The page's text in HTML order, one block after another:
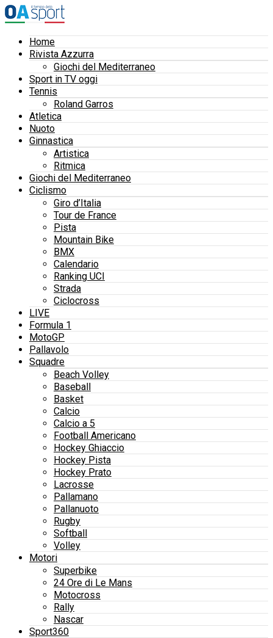
Home
Rivista Azzurra
Giochi del Mediterraneo
Sport in TV oggi
Tennis
Roland Garros
Atletica
Nuoto
Ginnastica
Artistica
Ritmica
Giochi del Mediterraneo
Ciclismo
Giro d’Italia
Tour de France
Pista
Mountain Bike
BMX
Calendario
Ranking UCI
Strada
Ciclocross
LIVE
Formula 1
MotoGP
Pallavolo
Squadre
Beach Volley
Baseball
Basket
Calcio
Calcio a 5
Football Americano
Hockey Ghiaccio
Hockey Pista
Hockey Prato
Lacrosse
Pallamano
Pallanuoto
Rugby
Softball
Volley
Motori
Superbike
24 Ore di Le Mans
Motocross
Rally
Nascar
Sport360